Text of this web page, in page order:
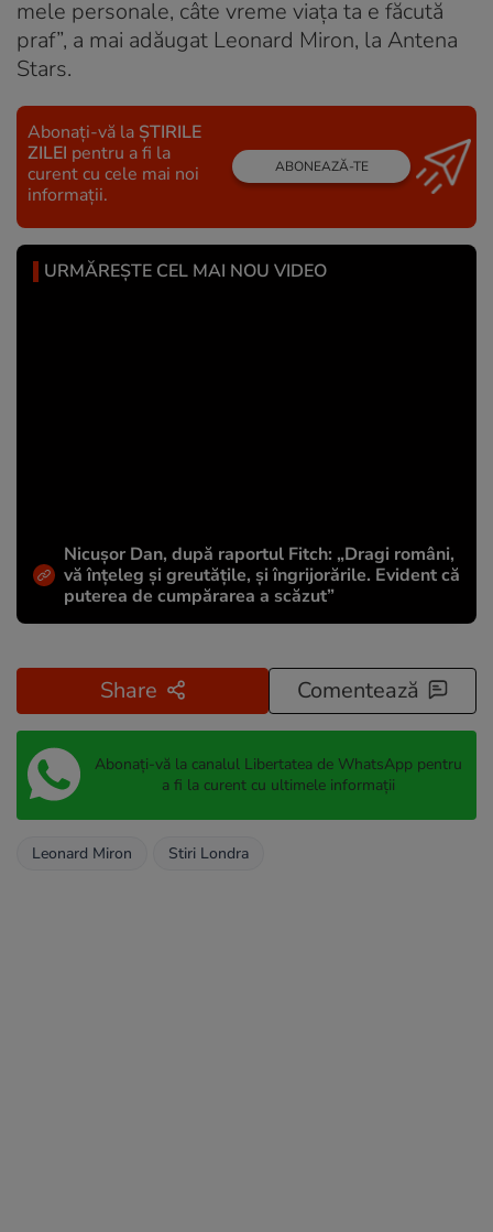
mele personale, câte vreme viața ta e făcută
praf”, a mai adăugat Leonard Miron, la Antena
Stars.
Abonați-vă la ȘTIRILE
ZILEI pentru a fi la
curent cu cele mai noi
informații.
ABONEAZĂ-TE
URMĂREȘTE CEL MAI NOU VIDEO
Nicușor Dan, după raportul Fitch: „Dragi români,
vă înțeleg și greutățile, și îngrijorările. Evident că
puterea de cumpărarea a scăzut”
Share Comentează
Abonați-vă la canalul Libertatea de WhatsApp pentru
a fi la curent cu ultimele informații
Leonard Miron Stiri Londra